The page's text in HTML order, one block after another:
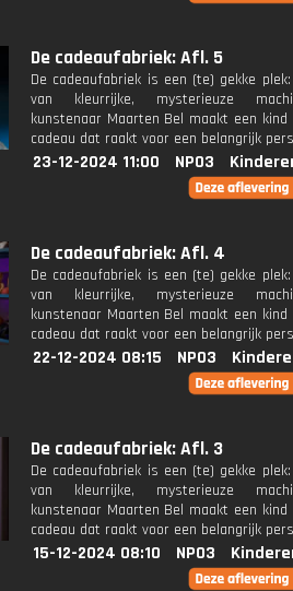
De cadeaufabriek: Afl. 5
De cadeaufabriek is een (te) gekke
van kleurrijke, mysterieuze
kunstenaar Maarten Bel maakt een kind
cadeau dat raakt voor een belangrijk
23-12-2024 11:00 NPO3
De cadeaufabriek: Afl. 4
De cadeaufabriek is een (te) gekke
van kleurrijke, mysterieuze
kunstenaar Maarten Bel maakt een kind
cadeau dat raakt voor een belangrijk
22-12-2024 08:15 NPO3
De cadeaufabriek: Afl. 3
De cadeaufabriek is een (te) gekke
van kleurrijke, mysterieuze
kunstenaar Maarten Bel maakt een kind
cadeau dat raakt voor een belangrijk
15-12-2024 08:10 NPO3